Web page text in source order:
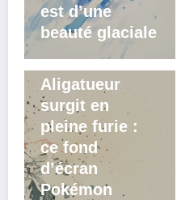
est d’une
beauté glaciale
Fonds d’écran Pokémon
Aligatueur
surgit en
pleine furie :
ce fond
d’écran
Pokémon